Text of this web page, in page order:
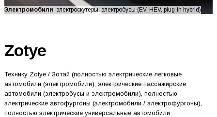
Электромобили , электроскутеры, электробусы (EV, HEV, plug-in hybrid)
Zotye
Технику Zotye / Зотай (полностью электрические легковые
автомобили (электромобили), электрические пассажирские
автомобили (электробусы и электромобили), полностью
электрические автофургоны (электромобили / электрофургоны),
полностью электрические универсальные автомобили